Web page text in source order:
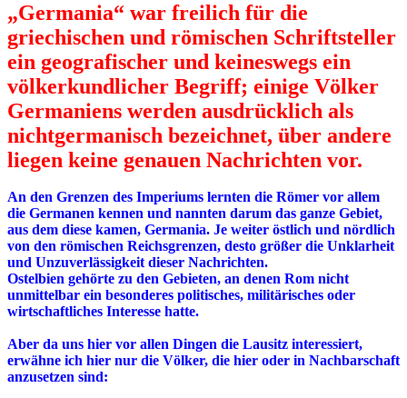
„Germania“ war freilich für die
griechischen und römischen Schriftsteller
ein geografischer und keineswegs ein
völkerkundlicher Begriff; einige Völker
Germaniens werden ausdrücklich als
nichtgermanisch bezeichnet, über andere
liegen keine genauen Nachrichten vor.
An den Grenzen des Imperiums lernten die Römer vor allem
die Germanen kennen und nannten darum das ganze Gebiet,
aus dem diese kamen, Germania. Je weiter östlich und nördlich
von den römischen Reichsgrenzen, desto größer die Unklarheit
und Unzuverlässigkeit dieser Nachrichten.
Ostelbien gehörte zu den Gebieten, an denen Rom nicht
unmittelbar ein besonderes politisches, militärisches oder
wirtschaftliches Interesse hatte.
Aber da uns hier vor allen Dingen die Lausitz interessiert,
erwähne ich hier nur die Völker, die hier oder in Nachbarschaft
anzusetzen sind: